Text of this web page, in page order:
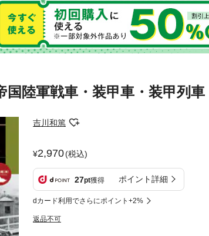
国陸軍戦車・装甲⾞・装甲列車
吉川和篤
2,970(税込)
27pt獲得 ポイント詳細
dカード利用でさらにポイント+2%
返品不可